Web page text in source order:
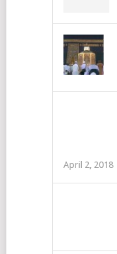
April 2, 2018